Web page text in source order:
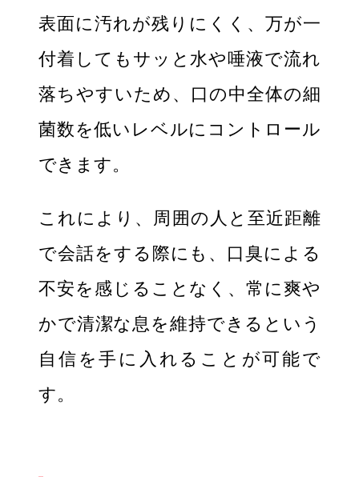
表面に汚れが残りにくく、万が一
付着してもサッと水や唾液で流れ
落ちやすいため、口の中全体の細
菌数を低いレベルにコントロール
できます。
これにより、周囲の人と至近距離
で会話をする際にも、口臭による
不安を感じることなく、常に爽や
かで清潔な息を維持できるという
自信を手に入れることが可能で
す。